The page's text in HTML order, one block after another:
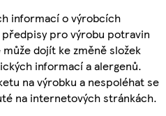
informací o výrobcích
pro výrobu potravin
dojít ke změně složek
informací a alergenů.
na výrobku a nespoléhat se
na internetových stránkách.